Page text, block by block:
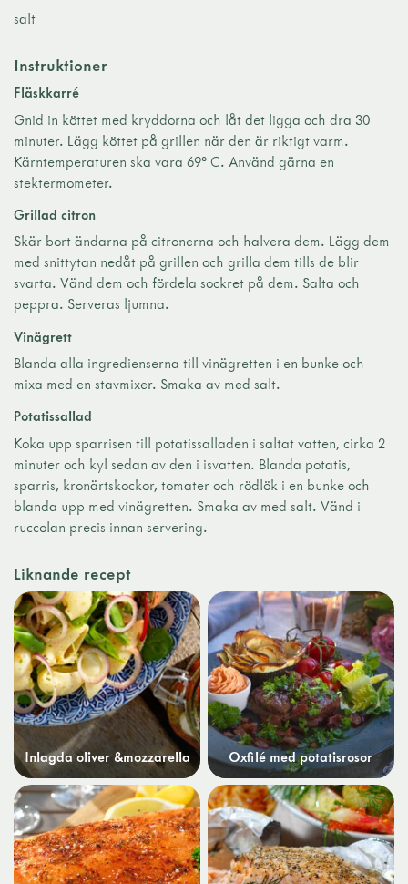
salt
Instruktioner
Fläskkarré
Gnid in köttet med kryddorna och låt det ligga och dra 30
minuter. Lägg köttet på grillen när den är riktigt varm.
Kärntemperaturen ska vara 69° C. Använd gärna en
stektermometer.
Grillad citron
Skär bort ändarna på citronerna och halvera dem. Lägg dem
med snittytan nedåt på grillen och grilla dem tills de blir
svarta. Vänd dem och fördela sockret på dem. Salta och
peppra. Serveras ljumna.
Vinägrett
Blanda alla ingredienserna till vinägretten i en bunke och
mixa med en stavmixer. Smaka av med salt.
Potatissallad
Koka upp sparrisen till potatissalladen i saltat vatten, cirka 2
minuter och kyl sedan av den i isvatten. Blanda potatis,
sparris, kronärtskockor, tomater och rödlök i en bunke och
blanda upp med vinägretten. Smaka av med salt. Vänd i
ruccolan precis innan servering.
Liknande recept
Inlagda oliver &mozzarella Oxfilé med potatisrosor